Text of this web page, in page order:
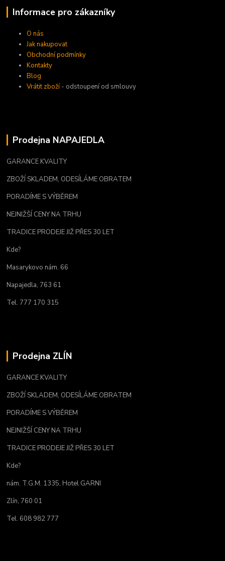
Informace pro zákazníky
O nás
Jak nakupovat
Obchodní podmínky
Kontakty
Blog
Vrátit zboží - odstoupení od smlouvy
Prodejna NAPAJEDLA
GARANCE KVALITY
ZBOŽÍ SKLADEM, ODESÍLÁME OBRATEM
PORADÍME S VÝBĚREM
NEJNIŽŠÍ CENY NA TRHU
TRADICE PRODEJE JIŽ PŘES 30 LET
Kde?
Masarykovo nám. 66
Napajedla, 763 61
Tel. 777 170 315
Prodejna ZLÍN
GARANCE KVALITY
ZBOŽÍ SKLADEM, ODESÍLÁME OBRATEM
PORADÍME S VÝBĚREM
NEJNIŽŠÍ CENY NA TRHU
TRADICE PRODEJE JIŽ PŘES 30 LET
Kde?
nám. T.G.M. 1335, Hotel GARNI
Zlín, 760 01
Tel. 608 982 777